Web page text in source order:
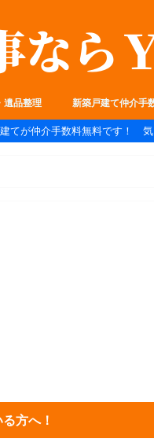
遺品整理 新築戸建て仲介手
てが仲介手数料無料です！ 気
方へ！